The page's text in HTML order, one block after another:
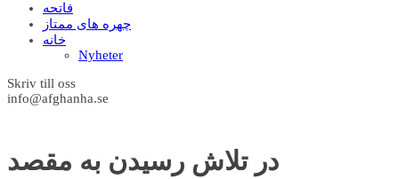
فاتحه
چهره های ممتاز
خانه
Nyheter
Skriv till oss
info@afghanha.se
در تلاش رسیدن به مقصد